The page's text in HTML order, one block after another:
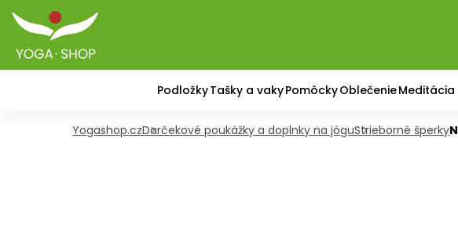
PodložkyTašky a vakyPomôckyOblečenie
Yogashop.czDarčekové poukážky a doplnky na jóguStrieborné šperky